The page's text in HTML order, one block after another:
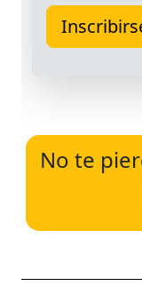
No te